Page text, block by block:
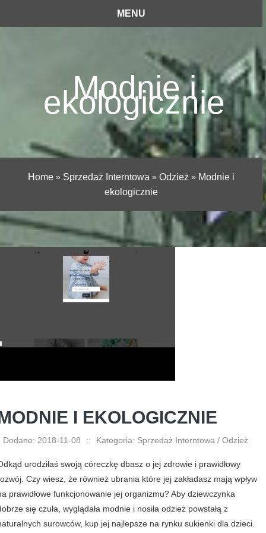
MENU
Modnie i
ekologicznie
Home » Sprzedaż Interntowa » Odzież » Modnie i
ekologicznie
I EKOLOGICZNIE
Dodane: 2018-11-08 :: Kategoria: Sprzedaż Interntowa / Odzież
urodziłaś swoją córeczkę dbasz o jej zdrowie i prawidłowy
Czy wiesz, że również ubrania które jej zakładasz mają wpływ
prawidłowe funkcjonowanie jej organizmu? Aby dziewczynka
się czuła, wyglądała modnie i nosiła odzież powstałą z
surowców, kup jej najlepsze na rynku sukienki dla dzieci.